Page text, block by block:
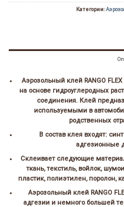
Категории:
Аэрозольный клей RANGO
на основе гидроуглеродных
соединения. Клей
используемыми в
родственных
В состав клея входят:
адгезионные
Склеивает следующие
ткань, текстиль, войлок,
пластик, полиэтилен, поролон,
Аэрозольный клей RANGO
адгезии и немного большей